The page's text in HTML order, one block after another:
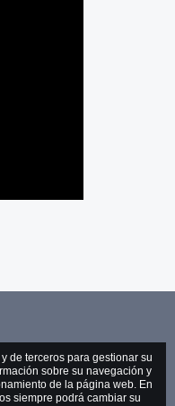
de terceros para gestionar su
sobre su navegación y
de la página web. En
siempre podrá cambiar su